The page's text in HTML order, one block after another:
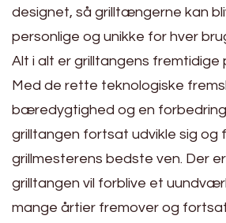
designet, så grilltængerne kan
personlige og unikke for hver
Alt i alt er grilltangens
Med de rette teknologiske
bæredygtighed og en
grilltangen fortsat udvikle sig og
grillmesterens bedste ven. Der
grilltangen vil forblive et
mange årtier fremover og